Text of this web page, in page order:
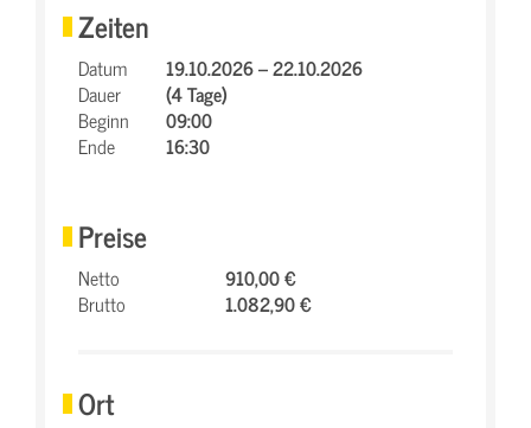
Zeiten
Datum
19.10.2026 – 22.10.2026
Dauer
(4 Tage)
Beginn
09:00
Ende
16:30
Preise
Netto
910,00 €
Brutto
1.082,90 €
Ort